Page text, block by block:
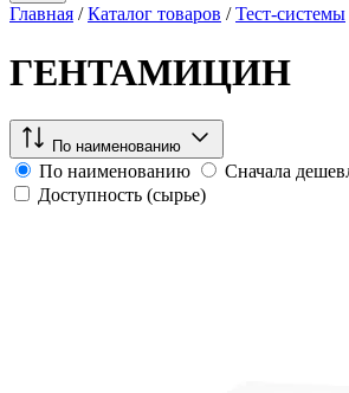
Главная / Каталог товаров / Тест-системы
ГЕНТАМИЦИН
По наименованию
По наименованию Сначала
Доступность (сырье)